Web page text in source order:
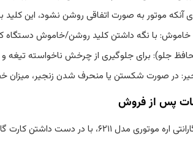
آنکه موتور به صورت اتفاقی روشن نشود، این
با نگه داشتن کلید روشن/خاموش دستگاه
جلو): برای جلوگیری از چرخش ناخواسته تیغه
در صورت شکستن یا منحرف شدن زنجیر،
پس از فروش
گارانتی، به مدت ۱۲ ماه، از خدمات پس ازفروش رایگان بی قید و شرط بهره­‌مند شوید.